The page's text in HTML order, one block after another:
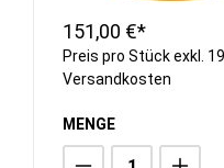
151,00 €*
Preis pro Stück exkl.
Versandkosten
MENGE